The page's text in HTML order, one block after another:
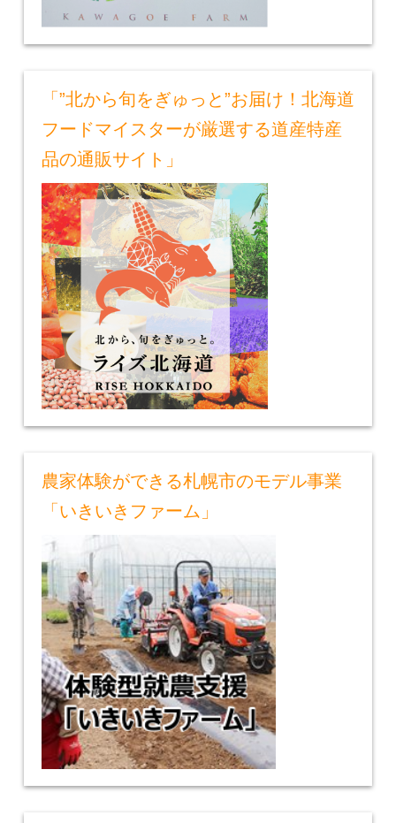
「”北から旬をぎゅっと”お届け！北海道
フードマイスターが厳選する道産特産
品の通販サイト」
農家体験ができる札幌市のモデル事業
「いきいきファーム」